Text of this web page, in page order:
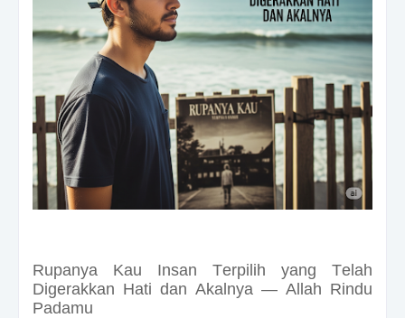
Rupanya Kau Insan Terpilih yang Telah
Digerakkan Hati dan Akalnya — Allah Rindu
Padamu